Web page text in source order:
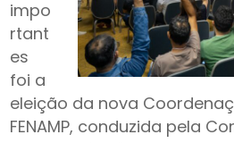
impo
rtant
es
foi a
eleição da nova
FENAMP, conduzida pela